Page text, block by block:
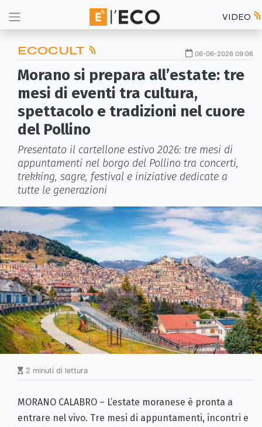
VIDEO
ECOCULT 06-06-2026 09:06
Morano si prepara all’estate: tre
mesi di eventi tra cultura,
spettacolo e tradizioni nel cuore
del Pollino
Presentato il cartellone estivo 2026: tre mesi di
appuntamenti nel borgo del Pollino tra concerti,
trekking, sagre, festival e iniziative dedicate a
tutte le generazioni
2 minuti di lettura
MORANO CALABRO – L’estate moranese è pronta a
entrare nel vivo. Tre mesi di appuntamenti, incontri e